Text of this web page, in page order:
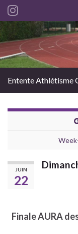
Search
Entente Athlétisme
JUIN
22
Finale AURA